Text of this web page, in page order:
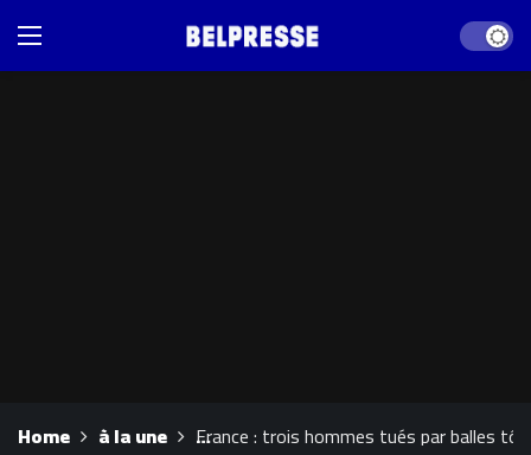
Dark
Home à la une France : trois hommes tués par balles